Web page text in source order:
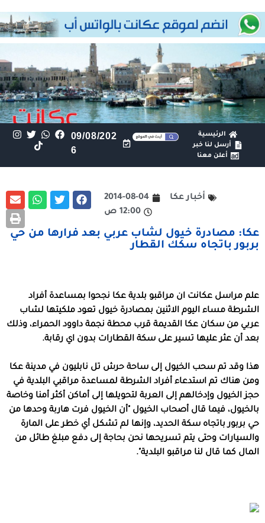
الرئيسية
أرسل لنا خبر
أعلن معنا
09/08/202
6
أخبار عكا
2014-08-04
12:00 ص
عكا: مصادرة خيول لشاب عربي بعد فرارها من حي
بربور باتجاه سكك القطار
علم مراسل عكانت ان مراقبو بلدية عكا نجحوا بمساعدة أفراد
الشرطة مساء اليوم الاثنين بمصادرة خيول تعود ملكيتها لشاب
عربي من سكان عكا القديمة قرب محطة نجمة داوود الحمراء، وذلك
بعد أن عثر عليها تسير على سكة القطارات بدون اي رقابة.
هذا وقد تم سحب الخيول إلى ساحة حرش تل نابليون في مدينة عكا
ومن هناك تم استدعاء أفراد الشرطة لمساعدة مراقبي البلدية في
حجز الخيول وإدخالهم إلى العربة لتحويلها إلى أماكن أكثر أمنا وخاصة
بالخيول، فيما قال أصحاب الخيول "أن الخيول فرت هاربة وحدها من
حي بربور باتجاه سكة الحديد، وإنها لم تشكل أي خطر على المارة
والسيارات وحتى يتم تسريحها نحن بحاجة إلى دفع مبلغ طائل من
المال كما قال لنا مراقبو البلدية".